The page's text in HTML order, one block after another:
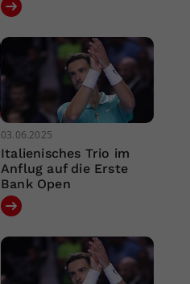
03.06.2025
Italienisches Trio im
Anflug auf die Erste
Bank Open